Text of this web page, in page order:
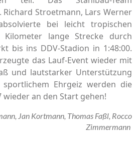
Richard Stroetmann, Lars Werner
bei leicht tropischen
lange Strecke durch
bis ins DDV-Stadion in 1:48:00.
das Lauf-Event wieder mit
und lautstarker Unterstützung
Ehrgeiz werden die
wieder an den Start gehen!
Jan Kortmann, Thomas Faßl, Rocco
Zimmermann